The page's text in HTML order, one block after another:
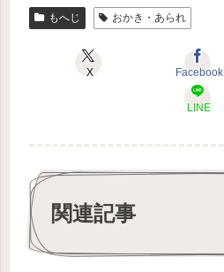
もへじ おかき・あられ
X Facebook
LINE
関連記事